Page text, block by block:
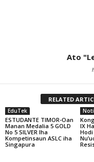
Ato
RELATED
EduTek
ESTUDANTE TIMOR-Oan
Manan Medalia 5 GOLD
No 5 SILVER Iha
Kompetinsaun ASLC iha
Singapura
IX